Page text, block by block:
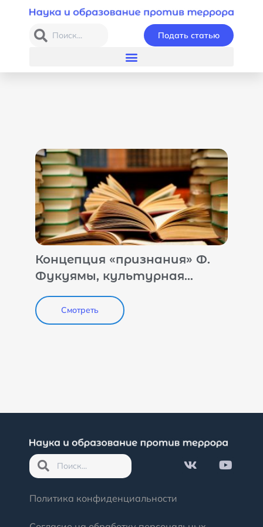
Подать статью
Концепция «признания» Ф.
Фукуямы, культурная
идентичность и терроризм
Смотреть
Политика конфиденциальности